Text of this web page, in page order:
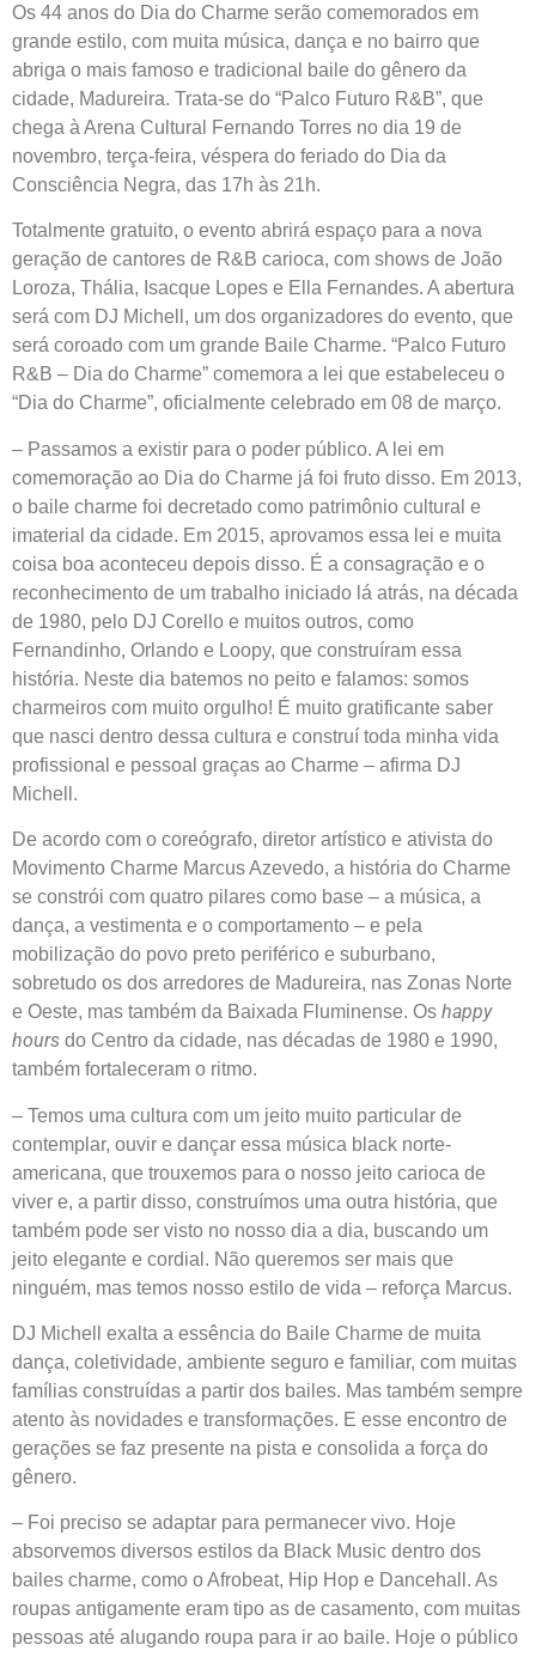
Os 44 anos do Dia do Charme serão comemorados em
grande estilo, com muita música, dança e no bairro que
abriga o mais famoso e tradicional baile do gênero da
cidade, Madureira. Trata-se do “Palco Futuro R&B”, que
chega à Arena Cultural Fernando Torres no dia 19 de
novembro, terça-feira, véspera do feriado do Dia da
Consciência Negra, das 17h às 21h.
Totalmente gratuito, o evento abrirá espaço para a nova
geração de cantores de R&B carioca, com shows de João
Loroza, Thália, Isacque Lopes e Ella Fernandes. A abertura
será com DJ Michell, um dos organizadores do evento, que
será coroado com um grande Baile Charme. “Palco Futuro
R&B – Dia do Charme” comemora a lei que estabeleceu o
“Dia do Charme”, oficialmente celebrado em 08 de março.
– Passamos a existir para o poder público. A lei em
comemoração ao Dia do Charme já foi fruto disso. Em 2013,
o baile charme foi decretado como patrimônio cultural e
imaterial da cidade. Em 2015, aprovamos essa lei e muita
coisa boa aconteceu depois disso. É a consagração e o
reconhecimento de um trabalho iniciado lá atrás, na década
de 1980, pelo DJ Corello e muitos outros, como
Fernandinho, Orlando e Loopy, que construíram essa
história. Neste dia batemos no peito e falamos: somos
charmeiros com muito orgulho! É muito gratificante saber
que nasci dentro dessa cultura e construí toda minha vida
profissional e pessoal graças ao Charme – afirma DJ
Michell.
De acordo com o coreógrafo, diretor artístico e ativista do
Movimento Charme Marcus Azevedo, a história do Charme
se constrói com quatro pilares como base – a música, a
dança, a vestimenta e o comportamento – e pela
mobilização do povo preto periférico e suburbano,
sobretudo os dos arredores de Madureira, nas Zonas Norte
e Oeste, mas também da Baixada Fluminense. Os happy
hours do Centro da cidade, nas décadas de 1980 e 1990,
também fortaleceram o ritmo.
– Temos uma cultura com um jeito muito particular de
contemplar, ouvir e dançar essa música black norte-
americana, que trouxemos para o nosso jeito carioca de
viver e, a partir disso, construímos uma outra história, que
também pode ser visto no nosso dia a dia, buscando um
jeito elegante e cordial. Não queremos ser mais que
ninguém, mas temos nosso estilo de vida – reforça Marcus.
DJ Michell exalta a essência do Baile Charme de muita
dança, coletividade, ambiente seguro e familiar, com muitas
famílias construídas a partir dos bailes. Mas também sempre
atento às novidades e transformações. E esse encontro de
gerações se faz presente na pista e consolida a força do
gênero.
– Foi preciso se adaptar para permanecer vivo. Hoje
absorvemos diversos estilos da Black Music dentro dos
bailes charme, como o Afrobeat, Hip Hop e Dancehall. As
roupas antigamente eram tipo as de casamento, com muitas
pessoas até alugando roupa para ir ao baile. Hoje o público